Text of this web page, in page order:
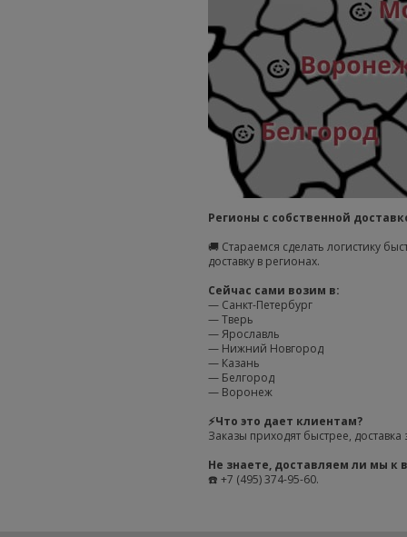
Регионы с собственной
🚚 Стараемся сделать логистику
доставку в регионах.
Сейчас сами возим в:
— Санкт-Петербург
— Тверь
— Ярославль
— Нижний Новгород
— Казань
— Белгород
— Воронеж
⚡️Что это дает клиентам?
Заказы приходят быстрее,
Не знаете, доставляем ли мы к
☎️ +7 (495) 374-95-60.